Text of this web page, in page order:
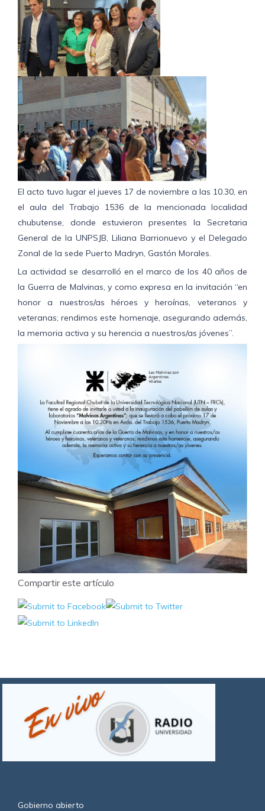
El acto tuvo lugar el jueves 17 de noviembre a las 10.30, en
el aula del Trabajo 1536 de la mencionada localidad
chubutense, donde estuvieron presentes la Secretaria
General de la UNPSJB, Liliana Barrionuevo y el Delegado
Zonal de la sede Puerto Madryn, Gastón Morales.
La actividad se desarrolló en el marco de los 40 años de
la Guerra de Malvinas, y como expresa en la invitación “en
honor a nuestros/as héroes y heroínas, veteranos y
veteranas; rendimos este homenaje, asegurando además,
la memoria activa y su herencia a nuestros/as jóvenes”.
Compartir este artículo
Gobierno abierto